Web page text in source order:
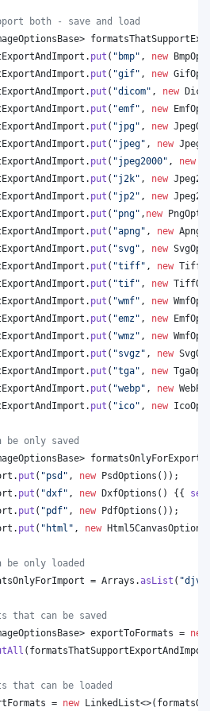
both - save and load
>
. put ( "bmp" , new
. put ( "gif" , new
. put ( "dicom" , new
. put ( "emf" , new
. put ( "jpg" , new
. put ( "jpeg" , new
. put ( "jpeg2000" , new
. put ( "j2k" , new
. put ( "jp2" , new
. put ( "png" , new
. put ( "apng" , new
. put ( "svg" , new
. put ( "tiff" , new
. put ( "tif" , new
. put ( "wmf" , new
. put ( "emz" , new
. put ( "wmz" , new
. put ( "svgz" , new
. put ( "tga" , new
. put ( "webp" , new
. put ( "ico" , new
only saved
> formatsOnlyForExport
. put ( "psd" , new PsdOptions ());
. put ( "dxf" , new DxfOptions () {{
. put ( "pdf" , new PdfOptions ());
. put ( "html" , new Html5CanvasOptions
be only loaded
= Arrays .asList (
that can be saved
> exportToFormats = new
(
that can be loaded
= new LinkedList<>(